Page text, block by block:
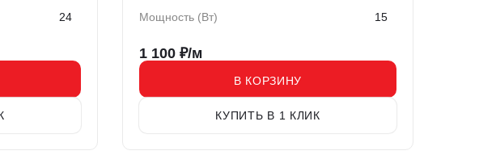
24 Мощность (Вт) 15
1 100 ₽/м
В КОРЗИНУ
КУПИТЬ В 1 КЛИК